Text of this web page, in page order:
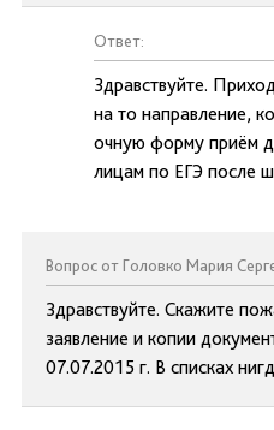
Ответ:
Здравствуйте.
на то направление,
очную форму приём
лицам по ЕГЭ после
Вопрос от Головко Мария
Здравствуйте. Скажите
заявление и копии
07.07.2015 г. В списках